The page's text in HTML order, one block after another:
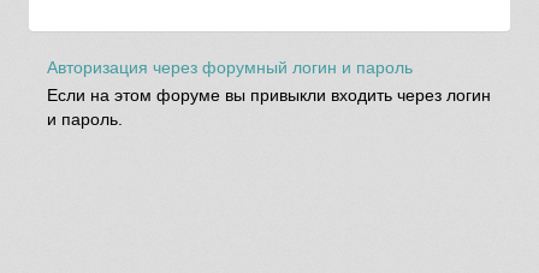
Авторизация через форумный логин и пароль
Если на этом форуме вы привыкли входить через логин
и пароль.